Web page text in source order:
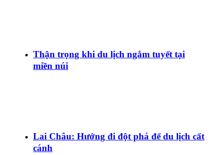
Thận trọng khi du lịch ngắm tuyết tại
miền núi
Lai Châu: Hướng đi đột phá để du lịch cất
cánh